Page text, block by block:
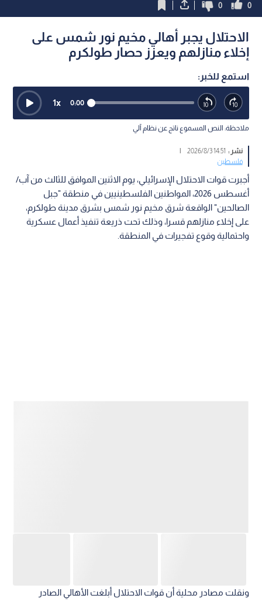
0
0
الاحتلال يجبر أهالي مخيم نور شمس على
إخلاء منازلهم ويعزز حصار طولكرم
استمع للخبر:
0:00
1x
ملاحظة: النص المسموع ناتج عن نظام آلي
نشر : 14:51 2026/8/3
|
فلسطين
أجبرت قوات الاحتلال الإسرائيلي، يوم الاثنين الموافق للثالث من آب/
أغسطس 2026، المواطنين الفلسطينيين في منطقة "جبل
الصالحين" الواقعة شرق مخيم نور شمس بشرق مدينة طولكرم،
على إخلاء منازلهم قسرا، وذلك تحت ذريعة تنفيذ أعمال عسكرية
واحتمالية وقوع تفجيرات في المنطقة.
ونقلت مصادر محلية أن قوات الاحتلال أبلغت الأهالي الصادر